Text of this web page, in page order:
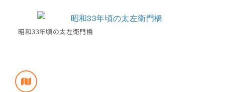
昭和33年頃の太左衛門橋